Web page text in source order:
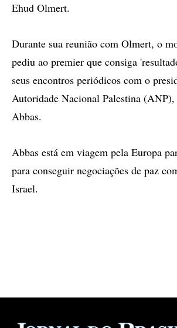
Ehud Olmert.
Durante sua reunião com Olmert, o
pediu ao premier que consiga
seus encontros periódicos com o
Autoridade Nacional Palestina
Abbas.
Abbas está em viagem pela Europa
para conseguir negociações de paz
Israel.